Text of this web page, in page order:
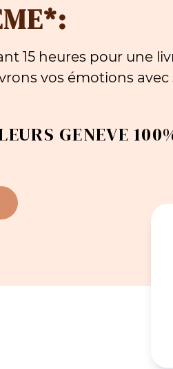
15 heures pour une
vos émotions
GENEVE